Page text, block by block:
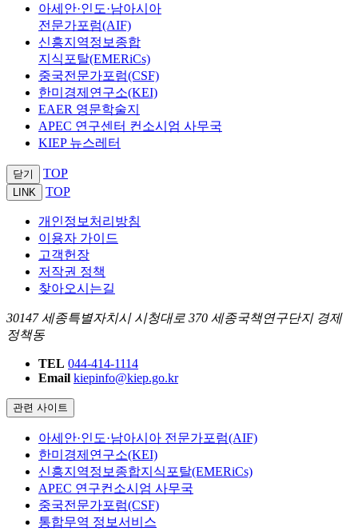
아세안·인도·남아시아
전문가포럼(AIF)
신흥지역정보종합
지식포탈(EMERiCs)
중국전문가포럼(CSF)
한미경제연구소(KEI)
EAER 영문학술지
APEC 연구센터 컨소시엄 사무국
KIEP 뉴스레터
닫기 TOP
LINK TOP
개인정보처리방침
이용자 가이드
고객헌장
저작권 정책
찾아오시는길
30147 세종특별자치시 시청대로 370 세종국책연구단지 경제
정책동
TEL 044-414-1114
Email kiepinfo@kiep.go.kr
관련 사이트
아세안·인도·남아시아 전문가포럼(AIF)
한미경제연구소(KEI)
신흥지역정보종합지식포탈(EMERiCs)
APEC 연구컨소시엄 사무국
중국전문가포럼(CSF)
통합무역 정보서비스